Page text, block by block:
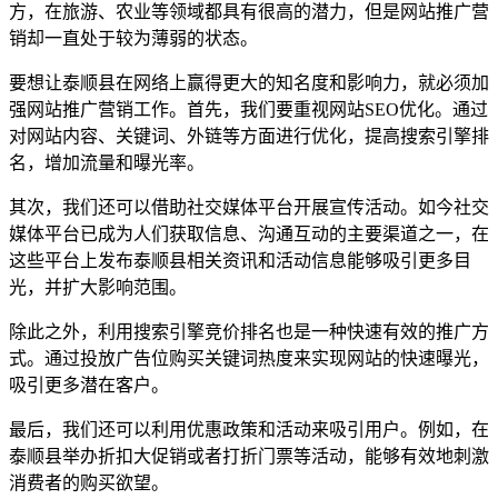
方，在旅游、农业等领域都具有很高的潜力，但是网站推广营
销却一直处于较为薄弱的状态。
要想让泰顺县在网络上赢得更大的知名度和影响力，就必须加
强网站推广营销工作。首先，我们要重视网站SEO优化。通过
对网站内容、关键词、外链等方面进行优化，提高搜索引擎排
名，增加流量和曝光率。
其次，我们还可以借助社交媒体平台开展宣传活动。如今社交
媒体平台已成为人们获取信息、沟通互动的主要渠道之一，在
这些平台上发布泰顺县相关资讯和活动信息能够吸引更多目
光，并扩大影响范围。
除此之外，利用搜索引擎竞价排名也是一种快速有效的推广方
式。通过投放广告位购买关键词热度来实现网站的快速曝光，
吸引更多潜在客户。
最后，我们还可以利用优惠政策和活动来吸引用户。例如，在
泰顺县举办折扣大促销或者打折门票等活动，能够有效地刺激
消费者的购买欲望。